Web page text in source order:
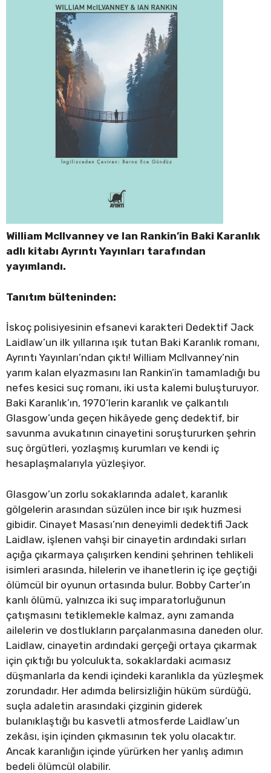
William McIlvanney ve Ian Rankin’in Baki Karanlık
adlı kitabı Ayrıntı Yayınları tarafından
yayımlandı.
Tanıtım bülteninden:
İskoç polisiyesinin efsanevi karakteri Dedektif Jack
Laidlaw’un ilk yıllarına ışık tutan Baki Karanlık romanı,
Ayrıntı Yayınları’ndan çıktı! William McIlvanney’nin
yarım kalan elyazmasını Ian Rankin’in tamamladığı bu
nefes kesici suç romanı, iki usta kalemi buluşturuyor.
Baki Karanlık’ın, 1970’lerin karanlık ve çalkantılı
Glasgow’unda geçen hikâyede genç dedektif, bir
savunma avukatının cinayetini soruştururken şehrin
suç örgütleri, yozlaşmış kurumları ve kendi iç
hesaplaşmalarıyla yüzleşiyor.
Glasgow’un zorlu sokaklarında adalet, karanlık
gölgelerin arasından süzülen ince bir ışık huzmesi
gibidir. Cinayet Masası’nın deneyimli dedektifi Jack
Laidlaw, işlenen vahşi bir cinayetin ardındaki sırları
açığa çıkarmaya çalışırken kendini şehrinen tehlikeli
isimleri arasında, hilelerin ve ihanetlerin iç içe geçtiği
ölümcül bir oyunun ortasında bulur. Bobby Carter’ın
kanlı ölümü, yalnızca iki suç imparatorluğunun
çatışmasını tetiklemekle kalmaz, aynı zamanda
ailelerin ve dostlukların parçalanmasına daneden olur.
Laidlaw, cinayetin ardındaki gerçeği ortaya çıkarmak
için çıktığı bu yolculukta, sokaklardaki acımasız
düşmanlarla da kendi içindeki karanlıkla da yüzleşmek
zorundadır. Her adımda belirsizliğin hüküm sürdüğü,
suçla adaletin arasındaki çizginin giderek
bulanıklaştığı bu kasvetli atmosferde Laidlaw’un
zekâsı, işin içinden çıkmasının tek yolu olacaktır.
Ancak karanlığın içinde yürürken her yanlış adımın
bedeli ölümcül olabilir.